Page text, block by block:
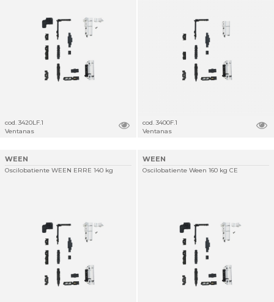
cod. 3420LF.1
Ventanas
cod. 3400F.1
Ventanas
WEEN
Oscilobatiente WEEN ERRE 140 kg
WEEN
Oscilobatiente Ween 160 kg CE